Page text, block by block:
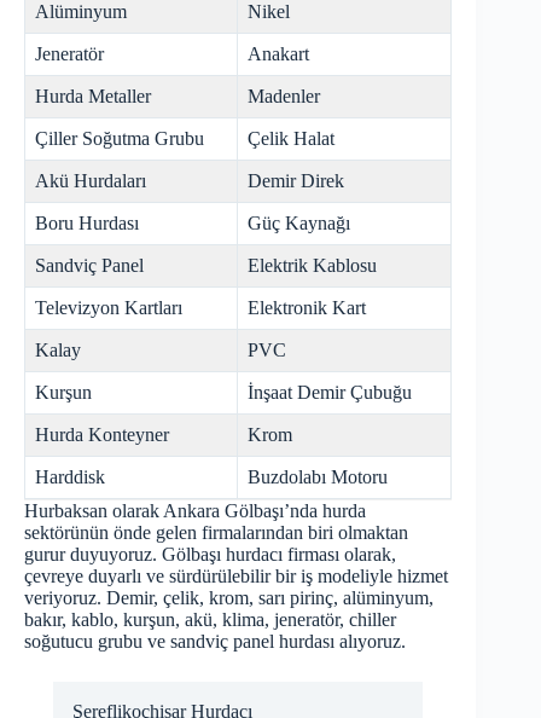
Alüminyum Nikel
Jeneratör Anakart
Hurda Metaller Madenler
Çiller Soğutma Grubu Çelik Halat
Akü Hurdaları Demir Direk
Boru Hurdası Güç Kaynağı
Sandviç Panel Elektrik Kablosu
Televizyon Kartları Elektronik Kart
Kalay PVC
Kurşun İnşaat Demir Çubuğu
Hurda Konteyner Krom
Harddisk
Buzdolabı Motoru
Hurbaksan olarak Ankara Gölbaşı’nda hurda
sektörünün önde gelen firmalarından biri olmaktan
gurur duyuyoruz. Gölbaşı hurdacı firması olarak,
çevreye duyarlı ve sürdürülebilir bir iş modeliyle hizmet
veriyoruz. Demir, çelik, krom, sarı pirinç, alüminyum,
bakır, kablo, kurşun, akü, klima, jeneratör, chiller
soğutucu grubu ve sandviç panel hurdası alıyoruz.
Şereflikoçhisar Hurdacı